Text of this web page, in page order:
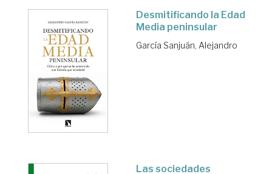
Desmitificando la Edad
Media peninsular
García Sanjuán, Alejandro
Las sociedades